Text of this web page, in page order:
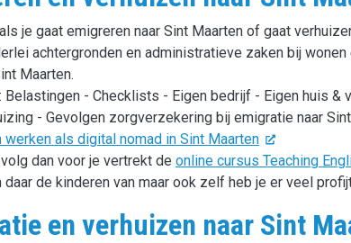
je gaat emigreren naar Sint Maarten of gaat
achtergronden en administratieve zaken bij
Maarten.
- Checklists - Eigen bedrijf - Eigen huis &
- Gevolgen zorgverzekering bij emigratie naar
als digital nomad in Sint Maarten
dan voor je vertrekt de online cursus Teaching
de kinderen van maar ook zelf heb je er veel
en verhuizen naar Sint